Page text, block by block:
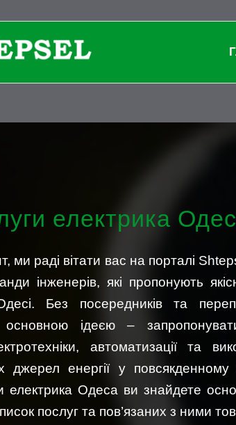
електрика
ми раді вітати вас на порталі
інженерів, які пропонують
Без посередників та
основною ідеєю –
автоматизації та
джерел енергії у
електрика Одеса ви знайдете
послуг та пов’язаних з ними